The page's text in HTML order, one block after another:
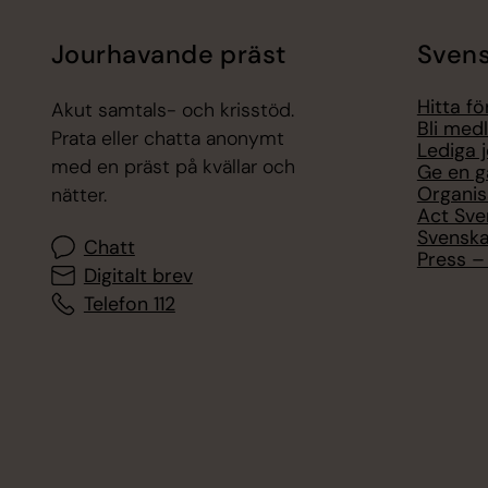
Jourhavande präst
Akut samtals- och krisstöd.
Prata eller chatta anonymt
med en präst på kvällar och
nätter.
Chatt
Digitalt brev
Telefon 112
Hitta
Bli
Lediga
Ge en
Act
Press